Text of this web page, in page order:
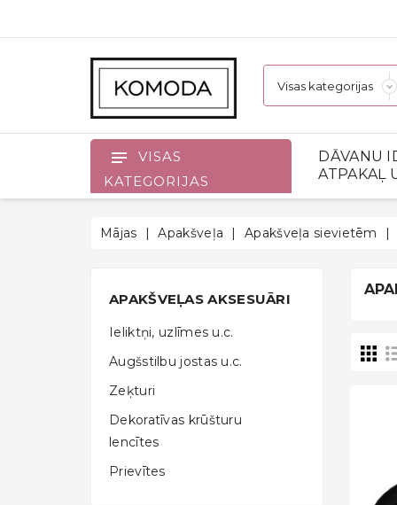
VISAS
KATEGORIJAS
DĀVANU
ATPAKAĻ
Mājas Apakšveļa Apakšveļa sievietēm
APAKŠVEĻAS AKSESUĀRI
Ieliktņi, uzlīmes u.c.
Augšstilbu jostas u.c.
Zeķturi
Dekoratīvas krūšturu
lencītes
Prievītes